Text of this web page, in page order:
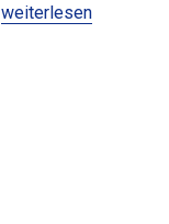
„Kurse gesundes
weiterlesen